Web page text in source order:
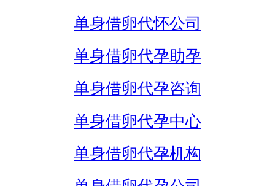
单身借卵代怀公司
单身借卵代孕助孕
单身借卵代孕咨询
单身借卵代孕中心
单身借卵代孕机构